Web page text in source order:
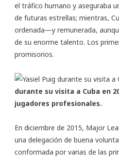
el tráfico humano y aseguraba
de futuras estrellas; mientras,
ordenada—y remunerada,
de su enorme talento. Los
promisorios.
durante su visita a Cuba en
jugadores profesionales.
En diciembre de 2015, Major
una delegación de buena
conformada por varias de las